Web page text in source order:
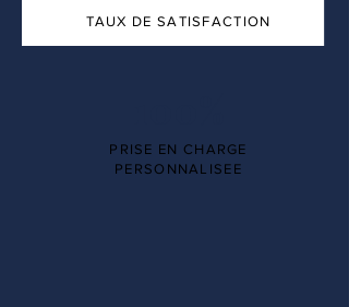
TAUX DE SATISFACTION
PRISE EN CHARGE
PERSONNALISEE